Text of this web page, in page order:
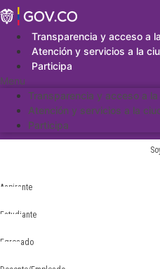
Saltar
al
contenidoTransparencia y acceso a
Atención y servicios a la
Participa
Menu
Transparencia y acceso a
Atención y servicios a la
Participa
Aspirante
Estudiante
Egresado